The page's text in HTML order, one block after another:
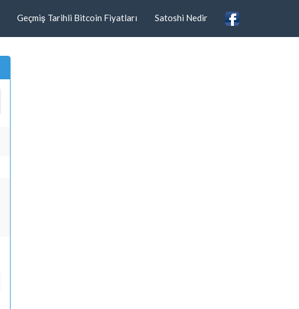
Geçmiş Tarihli Bitcoin Fiyatları Satoshi Nedir